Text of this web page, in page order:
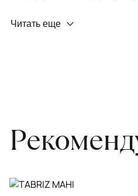
Профилактика износа
Читать еще